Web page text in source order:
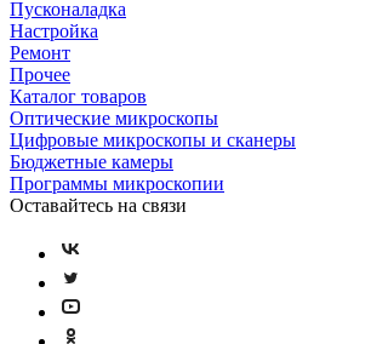
Пусконаладка
Настройка
Ремонт
Прочее
Каталог товаров
Оптические микроскопы
Цифровые микроскопы и сканеры
Бюджетные камеры
Программы микроскопии
Оставайтесь на связи